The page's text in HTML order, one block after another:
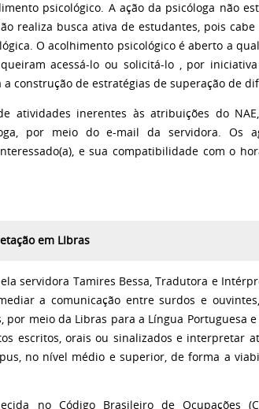
psicológico. A ação da psicóloga não
realiza busca ativa de estudantes, pois
O acolhimento psicológico é aberto a
acessá-lo ou solicitá-lo , por
construção de estratégias de superação de
atividades inerentes às atribuições do
por meio do e-mail da servidora. Os
e sua compatibilidade com o
em LIbras
servidora Tamires Bessa, Tradutora e
a comunicação entre surdos e
por meio da Libras para a Língua Portuguesa
escritos, orais ou sinalizados e interpretar
, no nível médio e superior, de forma a
no Código Brasileiro de Ocupações